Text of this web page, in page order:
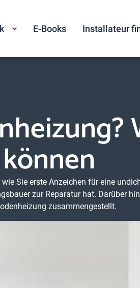
E-Books Installateur
können
Sie erste Anzeichen für eine
zur Reparatur hat. Darüber
zusammengestellt.